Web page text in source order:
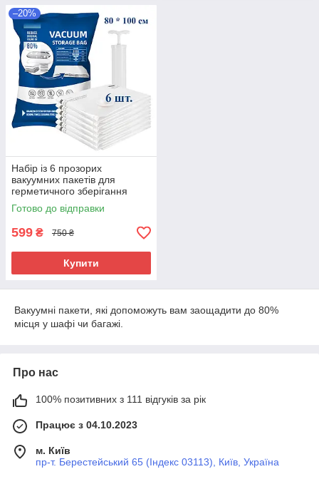
–20%
Набір із 6 прозорих
вакуумних пакетів для
герметичного зберігання
одягу та речей (80×100 см) у
комплекті з насосом.
Готово до відправки
599 ₴ 750 ₴
Купити
Вакуумні пакети, які допоможуть вам заощадити до 80%
місця у шафі чи багажі.
Про нас
100% позитивних з 111 відгуків за рік
Працює з 04.10.2023
м. Київ
пр-т. Берестейський 65 (Індекс 03113), Київ, Україна